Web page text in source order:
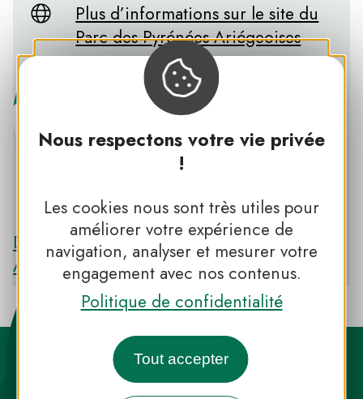
Nous respectons votre vie privée
!
Les cookies nous sont très utiles pour
améliorer votre expérience de
navigation, analyser et mesurer votre
engagement avec nos contenus.
Politique de confidentialité
Tout accepter
Plus d’informations sur le site du
Parc des Pyrénées Ariégeoises
PNR DES PYRÉNÉES ARIÉGEOISES
Découvrir le PNR DES PYRÉNÉES
ARIÉGEOISES